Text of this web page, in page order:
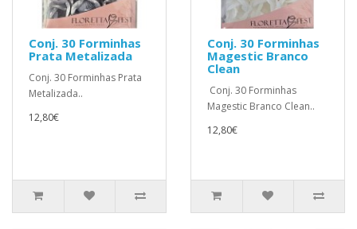
Conj. 30 Forminhas
Prata Metalizada
Conj. 30 Forminhas Prata
Metalizada..
12,80€
Conj. 30 Forminhas
Magestic Branco
Clean
Conj. 30 Forminhas
Magestic Branco Clean..
12,80€